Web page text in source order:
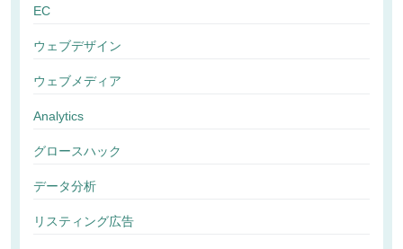
EC
ウェブデザイン
ウェブメディア
Analytics
グロースハック
データ分析
リスティング広告